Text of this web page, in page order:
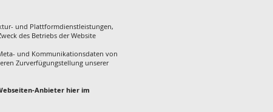
und Plattformdienstleistungen,
des Betriebs der Website
und Kommunikationsdaten von
Zurverfügungstellung unserer
Anbieter hier im